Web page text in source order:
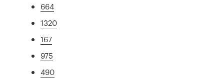
664
1320
167
975
490